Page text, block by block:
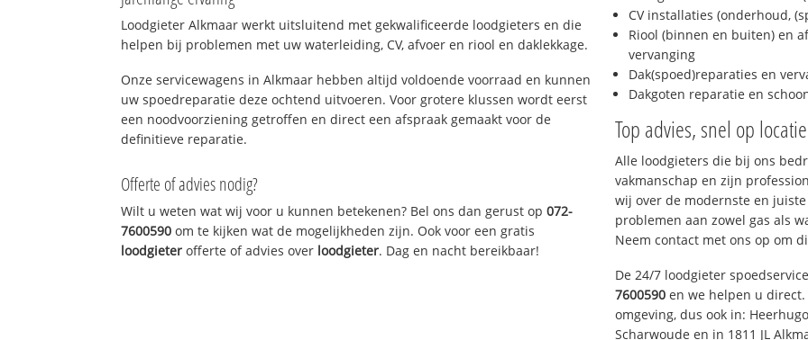
Loodgieter Alkmaar werkt uitsluitend met gekwalificeerde loodgieters en die
helpen bij problemen met uw waterleiding, CV, afvoer en riool en daklekkage.
Onze servicewagens in Alkmaar hebben altijd voldoende voorraad en kunnen
uw spoedreparatie deze ochtend uitvoeren. Voor grotere klussen wordt eerst
een noodvoorziening getroffen en direct een afspraak gemaakt voor de
definitieve reparatie.
Offerte of advies nodig?
Wilt u weten wat wij voor u kunnen betekenen? Bel ons dan gerust op072-
7600590 om te kijken wat de mogelijkheden zijn. Ook voor een gratis
loodgieter offerte of advies over loodgieter. Dag en nacht bereikbaar!
CV installaties (onderhoud,
Riool (binnen en buiten) en
vervanging
Dak(spoed)reparaties en
Dakgoten reparatie en
Top advies, snel op
Alle loodgieters die bij ons
vakmanschap en zijn
wij over de modernste en
problemen aan zowel gas als
Neem contact met ons op om
De 24/7 loodgieter
7600590 en we helpen u
omgeving, dus ook in:
Scharwoude en in 1811 JL